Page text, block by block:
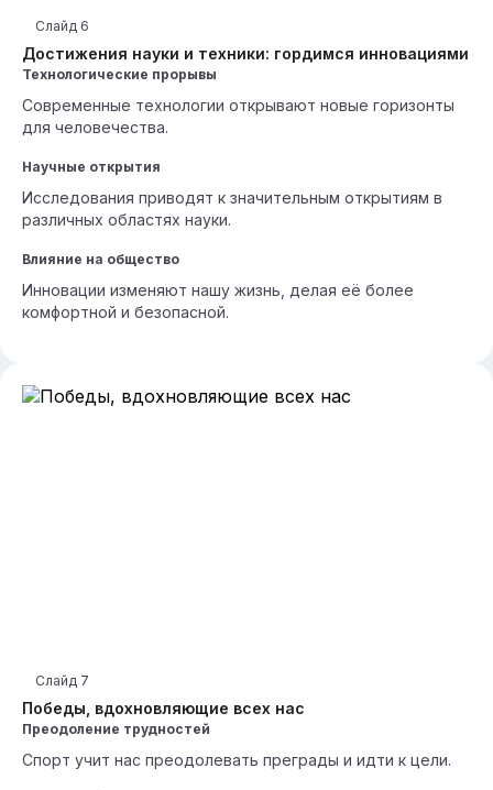
Достижения науки и техники: гордимся инновациями
Слайд 6
Технологические прорывы
Современные технологии открывают новые горизонты
для человечества.
Научные открытия
Исследования приводят к значительным открытиям в
различных областях науки.
Влияние на общество
Инновации изменяют нашу жизнь, делая её более
комфортной и безопасной.
Победы, вдохновляющие всех нас
Слайд 7
Преодоление трудностей
Спорт учит нас преодолевать преграды и идти к цели.